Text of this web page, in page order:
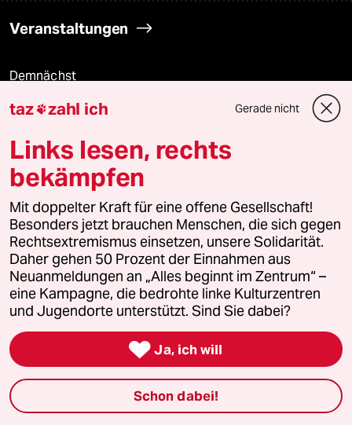
Veranstaltungen
Demnächst
Vor Ort
Live im Stream
Vergangene
taz lab 2027
Mehr taz Lesestoff
taz Blogs
taz FUTURZWEI
taz zahl ich Gerade nicht
Links lesen, rechts
bekämpfen
Mit doppelter Kraft für eine offene Gesellschaft!
Besonders jetzt brauchen Menschen, die sich gegen
Rechtsextremismus einsetzen, unsere Solidarität.
Daher gehen 50 Prozent der Einnahmen aus
Neuanmeldungen an „Alles beginnt im Zentrum“ –
eine Kampagne, die bedrohte linke Kulturzentren
und Jugendorte unterstützt. Sind Sie dabei?
 Ja, ich will
Schon dabei!